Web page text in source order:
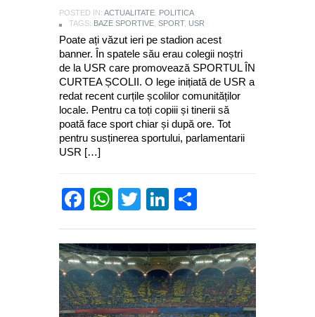
POSTED IN: ACTUALITATE POLITICA
TAGS: BAZE SPORTIVE SPORT, USR
Poate ați văzut ieri pe stadion acest
banner. În spatele său erau colegii noștri
de la USR care promovează SPORTUL ÎN
CURTEA ȘCOLII. O lege inițiată de USR a
redat recent curțile școlilor comunităților
locale. Pentru ca toți copiii și tinerii să
poată face sport chiar și după ore. Tot
pentru susținerea sportului, parlamentarii
USR […]
Facebook
WhatsApp
TwitterLinkedIn